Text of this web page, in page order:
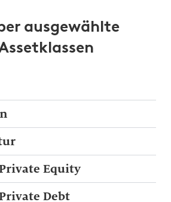
ausgewählte
Equity
Debt